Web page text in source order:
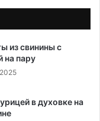
из свинины с
на пару
в духовке на